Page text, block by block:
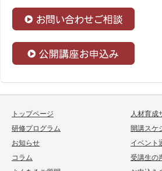
トップページ
人材育成
研修プログラム
開講スケ
お知らせ
イベント
コラム
受講生の